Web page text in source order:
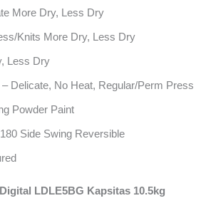
More Dry, Less Dry
Knits More Dry, Less Dry
Less Dry
– Delicate, No Heat, Regular/Perm Press
Powder Paint
Side Swing Reversible
LDLE5BG Kapsitas 10.5kg